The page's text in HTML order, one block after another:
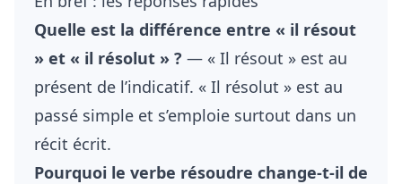
Quelle est la différence entre « il résout
» et « il résolut » ? — « Il résout » est au
présent de l’indicatif. « Il résolut » est au
passé simple et s’emploie surtout dans un
récit écrit.
Pourquoi le verbe résoudre change-t-il de